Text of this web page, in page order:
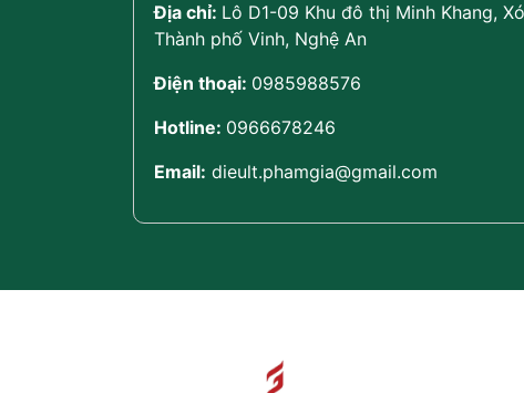
Địa chỉ: Lô D1-09 Khu đô thị Minh Khang,
Thành phố Vinh, Nghệ An
Điện thoại: 0985988576
Hotline: 0966678246
Email: dieult.phamgia@gmail.com